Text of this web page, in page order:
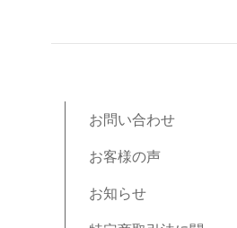
お問い合わせ
お客様の声
お知らせ